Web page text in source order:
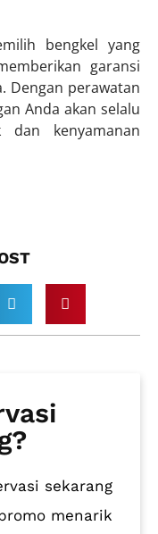
bengkel yang
garansi
Dengan perawatan
Anda akan selalu
dan kenyamanan
sekarang
menarik